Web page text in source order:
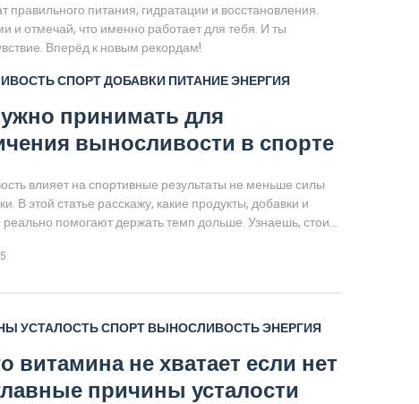
питания, гидратации и восстановления.
и отмечай, что именно работает для тебя. И ты
Вперёд к новым рекордам!
СПОРТДОБАВКИПИТАНИЕЭНЕРГИЯ
принимать для
выносливости в спорте
влияет на спортивные результаты не меньше силы
В этой статье расскажу, какие продукты, добавки и
помогают держать темп дольше. Узнаешь, стоит
работают в обычной жизни. Без воды и
УСТАЛОСТЬСПОРТВЫНОСЛИВОСТЬЭНЕРГИЯ
витамина не хватает если нет
причины усталости